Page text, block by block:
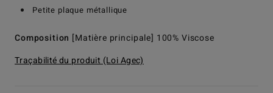
Petite plaque métallique
Composition [Matière principale] 100% Viscose
Traçabilité du produit (Loi Agec)